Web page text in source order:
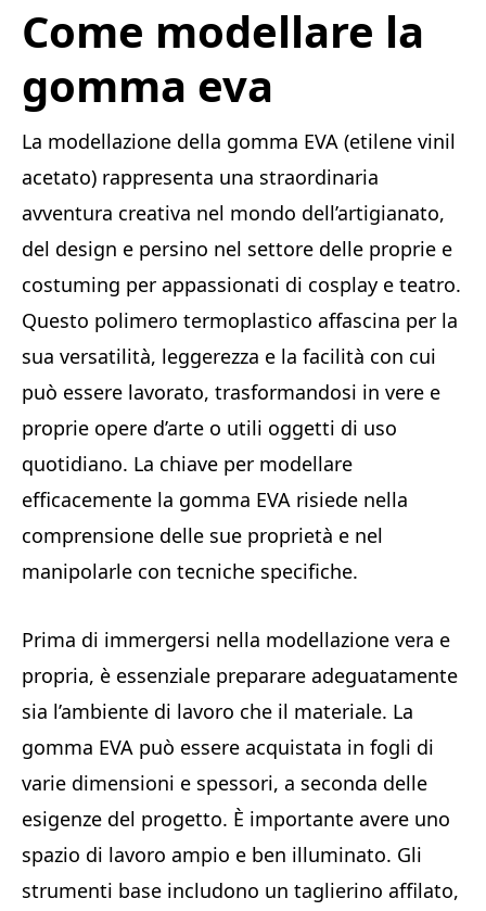
Come modellare la
gomma eva
La modellazione della gomma EVA (etilene vinil
acetato) rappresenta una straordinaria
avventura creativa nel mondo dell’artigianato,
del design e persino nel settore delle proprie e
costuming per appassionati di cosplay e teatro.
Questo polimero termoplastico affascina per la
sua versatilità, leggerezza e la facilità con cui
può essere lavorato, trasformandosi in vere e
proprie opere d’arte o utili oggetti di uso
quotidiano. La chiave per modellare
efficacemente la gomma EVA risiede nella
comprensione delle sue proprietà e nel
manipolarle con tecniche specifiche.
Prima di immergersi nella modellazione vera e
propria, è essenziale preparare adeguatamente
sia l’ambiente di lavoro che il materiale. La
gomma EVA può essere acquistata in fogli di
varie dimensioni e spessori, a seconda delle
esigenze del progetto. È importante avere uno
spazio di lavoro ampio e ben illuminato. Gli
strumenti base includono un taglierino affilato,